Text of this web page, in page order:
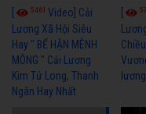
5461 Video] Cải
Lương Xã Hội Siêu
Hay " BỂ HẬN MÊNH
MÔNG " Cải Lương
Kim Tử Long, Thanh
Ngân Hay Nhất